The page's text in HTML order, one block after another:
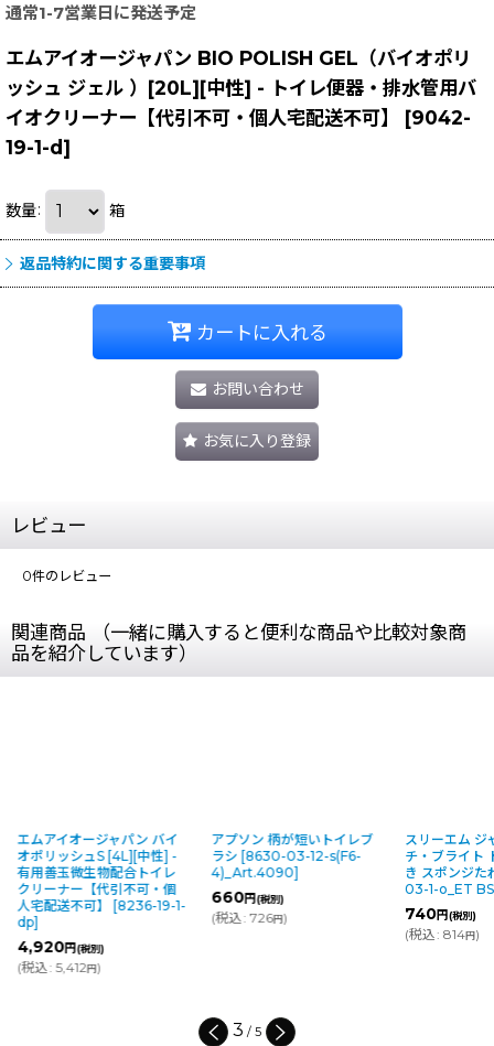
通常1-7営業日に発送予定
エムアイオージャパン BIO POLISH GEL（バイオポリ
ッシュ ジェル ）[20L][中性] - トイレ便器・排水管用バ
イオクリーナー【代引不可・個人宅配送不可】
[9042-
19-1-d]
数量: 箱
返品特約に関する重要事項
カートに入れる
お問い合わせ
お気に入り登録
レビュー
0件のレビュー
関連商品 （一緒に購入すると便利な商品や比較対象商
品を紹介しています）
ン バイ
中性] -
トイレ
可・個
19-1-
アプソン 柄が短いトイレブ
ラシ [8630-03-12-s(F6-
4)_Art.4090]
660円(税別)
税込
スリーエム ジャパン スコッ
チ・ブライト トイレ用 柄つ
き スポンジたわし
7741-
740
ス
ラ
4)]
(
4 / 5